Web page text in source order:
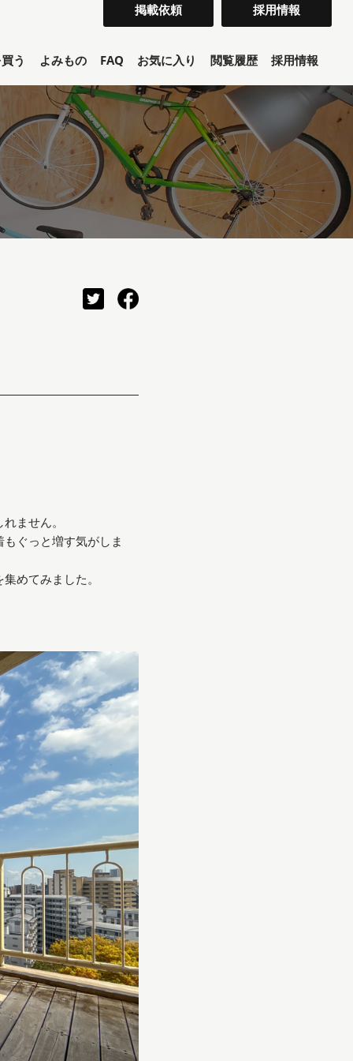
掲載依頼 採用情報
う よみもの FAQ お気に入り 閲覧履歴 採用情報
ません。
ぐっと増す気がしま
めてみました。